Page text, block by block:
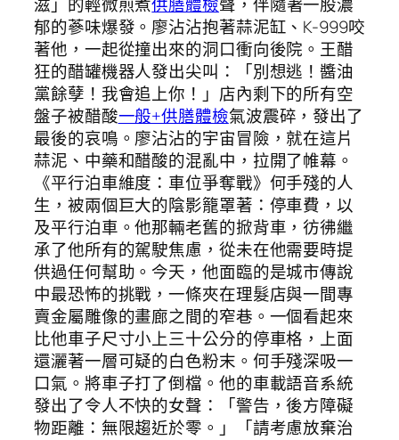
郁的蔘味爆發。廖沾沾抱著蒜泥缸、K-999咬
著他，一起從撞出來的洞口衝向後院。王醋
狂的醋罐機器人發出尖叫：「別想逃！醬油
黨餘孽！我會追上你！」店內剩下的所有空
盤子被醋酸一般+供膳體檢氣波震碎，發出了
最後的哀鳴。廖沾沾的宇宙冒險，就在這片
蒜泥、中藥和醋酸的混亂中，拉開了帷幕。
《平行泊車維度：車位爭奪戰》何手殘的人
生，被兩個巨大的陰影籠罩著：停車費，以
及平行泊車。他那輛老舊的掀背車，彷彿繼
承了他所有的駕駛焦慮，從未在他需要時提
供過任何幫助。今天，他面臨的是城市傳說
中最恐怖的挑戰，一條夾在理髮店與一間專
賣金屬雕像的畫廊之間的窄巷。一個看起來
比他車子尺寸小上三十公分的停車格，上面
還灑著一層可疑的白色粉末。何手殘深吸一
口氣。將車子打了倒檔。他的車載語音系統
發出了令人不快的女聲：「警告，後方障礙
物距離：無限趨近於零。」「請考慮放棄治